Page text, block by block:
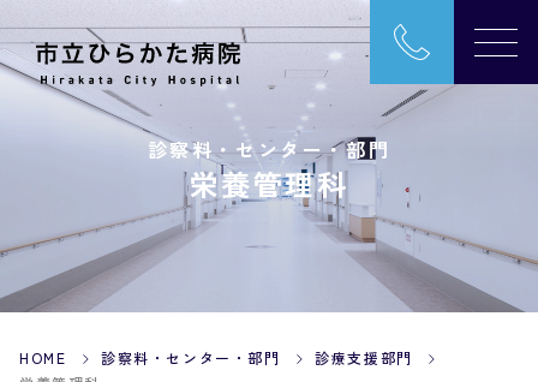
診察料・センター・部門
栄養管理科
HOME 診察料・センター・部門
診療支援部門